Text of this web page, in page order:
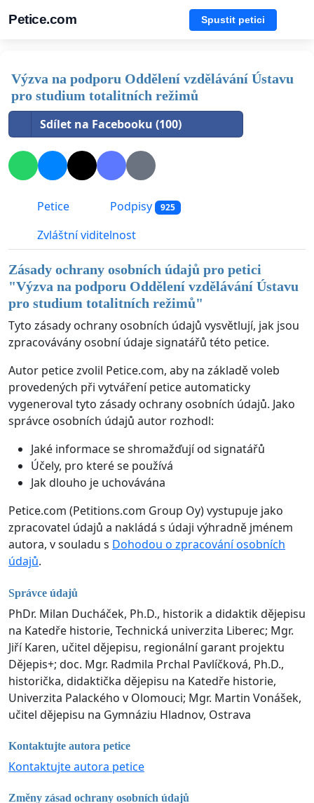
Petice.com Spustit petici
Výzva na podporu Oddělení vzdělávání Ústavu
pro studium totalitních režimů
Sdílet na Facebooku (100)
Petice Podpisy 925
Zvláštní viditelnost
Zásady ochrany osobních údajů pro petici
"Výzva na podporu Oddělení vzdělávání Ústavu
pro studium totalitních režimů"
Tyto zásady ochrany osobních údajů vysvětlují, jak jsou
zpracovávány osobní údaje signatářů této petice.
Autor petice zvolil Petice.com, aby na základě voleb
provedených při vytváření petice automaticky
vygeneroval tyto zásady ochrany osobních údajů. Jako
správce osobních údajů autor rozhodl:
Jaké informace se shromažďují od signatářů
Účely, pro které se používá
Jak dlouho je uchovávána
Petice.com (Petitions.com Group Oy) vystupuje jako
zpracovatel údajů a nakládá s údaji výhradně jménem
autora, v souladu s Dohodou o zpracování osobních
údajů.
Správce údajů
PhDr. Milan Ducháček, Ph.D., historik a didaktik dějepisu
na Katedře historie, Technická univerzita Liberec; Mgr.
Jiří Karen, učitel dějepisu, regionální garant projektu
Dějepis+; doc. Mgr. Radmila Prchal Pavlíčková, Ph.D.,
historička, didaktička dějepisu na Katedře historie,
Univerzita Palackého v Olomouci; Mgr. Martin Vonášek,
učitel dějepisu na Gymnáziu Hladnov, Ostrava
Kontaktujte autora petice
Kontaktujte autora petice
Změny zásad ochrany osobních údajů